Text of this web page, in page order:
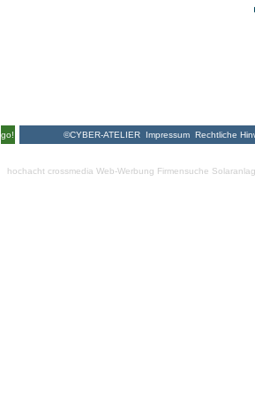
go! ©CYBER-ATELIER Impressum Rechtliche
hochacht crossmedia Web-Werbung Firmensuche